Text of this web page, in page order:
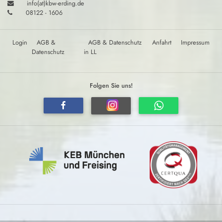
info(at)kbw-erding.de
08122 - 1606
Login
AGB &
Datenschutz
AGB & Datenschutz
in LL
Anfahrt Impressum
Folgen Sie uns!